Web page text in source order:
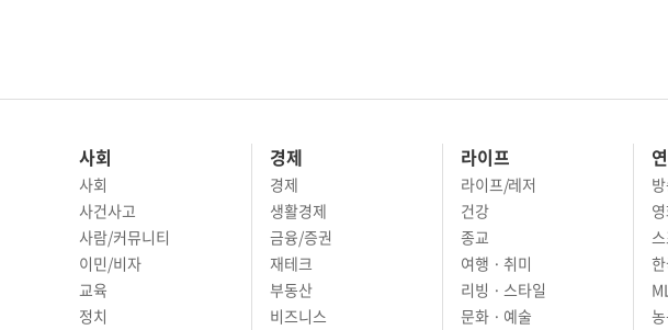
사회
사회
사건사고
사람/커뮤니티
이민/비자
교육
정치
경제
경제
생활경제
금융/증권
재테크
부동산
비즈니스
라이프
라이프/레저
건강
종교
여행 · 취미
리빙 · 스타일
문화 · 예술